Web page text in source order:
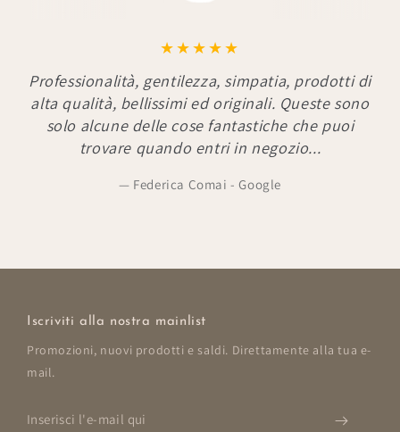
Professionalità, gentilezza, simpatia, prodotti di
alta qualità, bellissimi ed originali. Queste sono
solo alcune delle cose fantastiche che puoi
trovare quando entri in negozio...
Federica Comai - Google
Iscriviti alla nostra mainlist
Promozioni, nuovi prodotti e saldi. Direttamente alla tua e-
mail.
Inserisci